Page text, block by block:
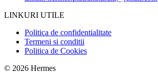
LINKURI UTILE
Politica de confidentialitate
Termeni si conditii
Politica de Cookies
© 2026 Hermes